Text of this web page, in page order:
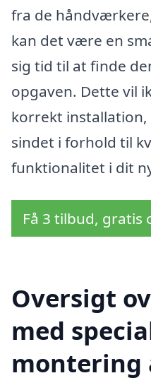
fra de
kan det være en
sig tid til at finde
opgaven. Dette vil
korrekt installation,
sindet i forhold til
funktionalitet i dit
Få 3 tilbud,
Oversigt
med